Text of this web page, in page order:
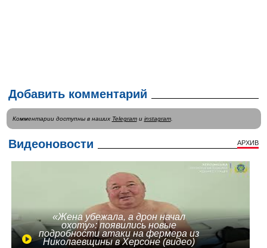
Добавить комментарий
Комментарии доступны в наших Telegramи instagram.
Видеоновости АРХИВ
«Жена убежала, а дрон начал
охоту»: появились новые
подробности атаки на фермера из
Николаевщины в Херсоне (видео)